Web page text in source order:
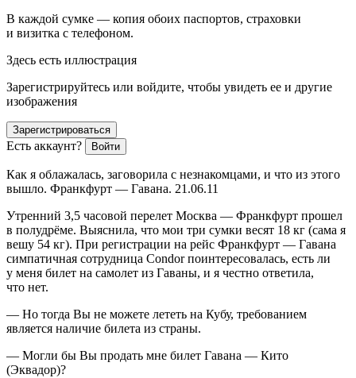
В каждой сумке — копия обоих паспортов, страховки
и визитка с телефоном.
Здесь есть иллюстрация
Зарегистрируйтесь или войдите, чтобы увидеть ее и другие
изображения
Зарегистрироваться
Есть аккаунт? Войти
Как я облажалась, заговорила с незнакомцами, и что из этого
вышло. Франкфурт — Гавана. 21.06.11
Утренний 3,5 часовой перелет Москва — Франкфурт прошел
в полудрёме. Выяснила, что мои три сумки весят 18 кг (сама я
вешу 54 кг). При регистрации на рейс Франкфурт — Гавана
симпатичная сотрудница Condor поинтересовалась, есть ли
у меня билет на самолет из Гаваны, и я честно ответила,
что нет.
— Но тогда Вы не можете лететь на Кубу, требованием
является наличие билета из страны.
— Могли бы Вы продать мне билет Гавана — Кито
(Эквадор)?